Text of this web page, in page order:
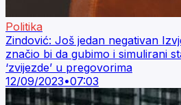
Politika
Zindović: Još jedan negativan
značio bi da gubimo i simulirani
‘zvijezde’ u pregovorima
12/09/2023•07:03